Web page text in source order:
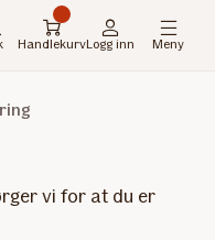
HandlekurvLogg inn Meny
vi for at du er